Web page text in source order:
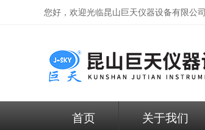
您好，欢迎光临昆山巨天仪器设备有限公司
首页 关于我们